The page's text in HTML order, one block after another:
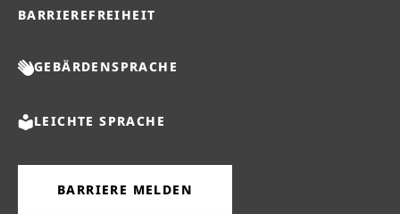
BARRIEREFREIHEIT
GEBÄRDENSPRACHE
LEICHTE SPRACHE
BARRIERE MELDEN